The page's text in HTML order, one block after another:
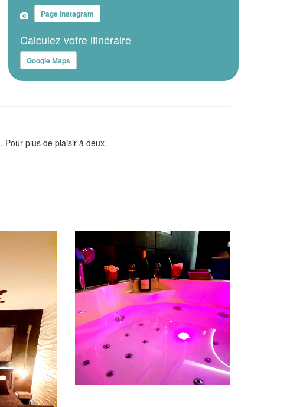
Page Instagram
Calculez votre itinéraire
Google Maps
Pour plus de plaisir à deux.